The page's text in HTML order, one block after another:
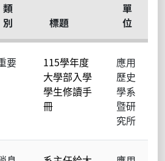
類
別
標題
單
位
要
115學年度
大學部入學
學生修讀手
冊
應用
歷史
學系
暨研
究所